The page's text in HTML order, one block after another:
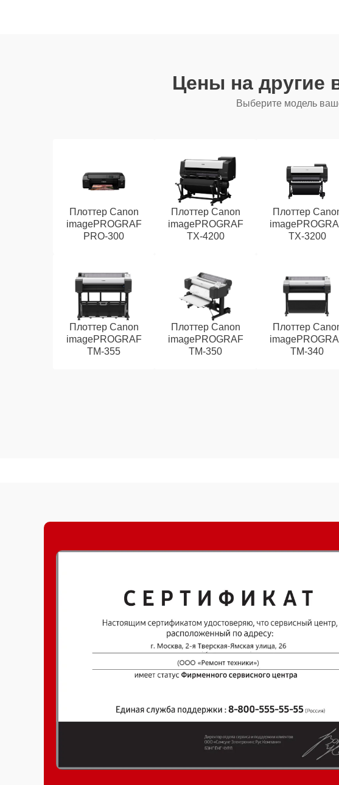
Цены на другие
Выберите модель
Плоттер Canon
imagePROGRAF
PRO-300
Плоттер Canon
imagePROGRAF
TX-4200
Плоттер
TX-3200
Плоттер Canon
imagePROGRAF
TM-355
Плоттер Canon
imagePROGRAF
TM-350
Плоттер
TM-340